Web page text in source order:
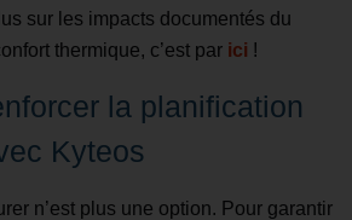
sur les impacts documentés du
thermique, c’est par ici !
la planification
Kyteos
n’est plus une option. Pour garantir